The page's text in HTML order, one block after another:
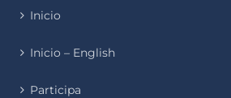
Inicio
Inicio – English
Participa